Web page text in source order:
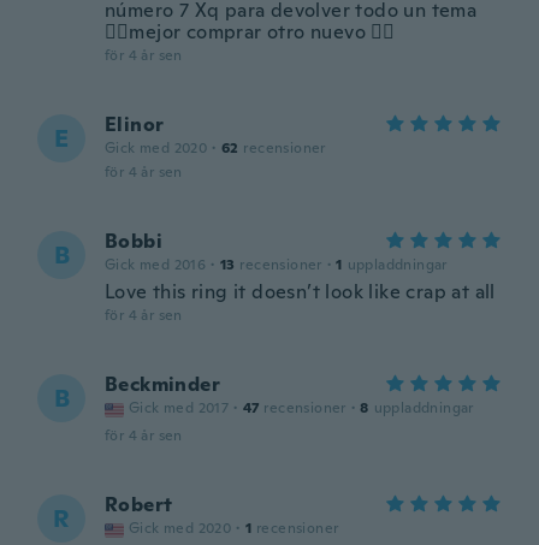
número 7 Xq para devolver todo un tema
🤦‍♀️mejor comprar otro nuevo 🤷‍♀️
för 4 år sen
E Elinor
Gick med 2020 · 62 recensioner
för 4 år sen
B Bobbi
Gick med 2016 · 13 recensioner · 1 uppladdningar
Love this ring it doesn’t look like crap at all
för 4 år sen
B Beckminder
Gick med 2017 · 47 recensioner · 8 uppladdningar
för 4 år sen
R Robert
Gick med 2020 · 1 recensioner